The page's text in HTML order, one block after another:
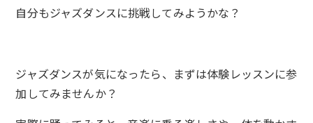
自分もジャズダンスに挑戦してみようかな？
ジャズダンスが気になったら、まずは体験レッスンに参
加してみませんか？